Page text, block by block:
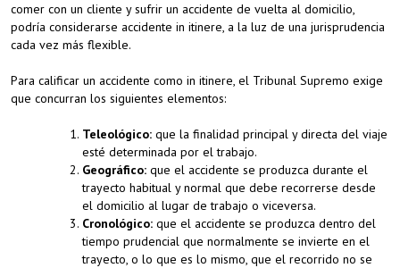
comer con un cliente y sufrir un accidente de vuelta al domicilio,
podría considerarse accidente in itinere, a la luz de una jurisprudencia
cada vez más flexible.
Para calificar un accidente como in itinere, el Tribunal Supremo exige
que concurran los siguientes elementos:
Teleológico: que la finalidad principal y directa del viaje
esté determinada por el trabajo.
Geográfico: que el accidente se produzca durante el
trayecto habitual y normal que debe recorrerse desde
el domicilio al lugar de trabajo o viceversa.
Cronológico: que el accidente se produzca dentro del
tiempo prudencial que normalmente se invierte en el
trayecto, o lo que es lo mismo, que el recorrido no se